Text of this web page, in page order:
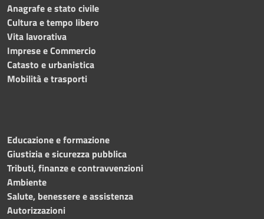
Anagrafe e stato civile
Cultura e tempo libero
Vita lavorativa
Imprese e Commercio
Catasto e urbanistica
Mobilità e trasporti
Educazione e formazione
Giustizia e sicurezza pubblica
Tributi, finanze e contravvenzioni
Ambiente
Salute, benessere e assistenza
Autorizzazioni